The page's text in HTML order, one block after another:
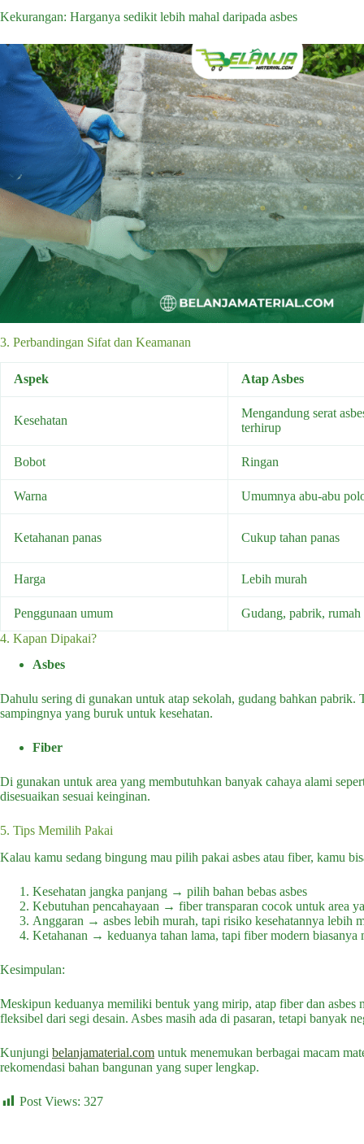
Kekurangan: Harganya sedikit lebih mahal daripada asbes
3. Perbandingan Sifat dan Keamanan
Aspek Atap Asbes
Kesehatan
Mengandung serat
terhirup
Bobot Ringan
Warna Umumnya abu-abu
Ketahanan panas Cukup tahan panas
Harga Lebih murah
Penggunaan umum
Gudang, pabrik, rumah
4. Kapan Dipakai?
Asbes
Dahulu sering di gunakan untuk atap sekolah, gudang bahkan
sampingnya yang buruk untuk kesehatan.
Fiber
Di gunakan untuk area yang membutuhkan banyak cahaya alami
disesuaikan sesuai keinginan.
5. Tips Memilih Pakai
Kalau kamu sedang bingung mau pilih pakai asbes atau fiber, kamu
Kesehatan jangka panjang → pilih bahan bebas asbes
Kebutuhan pencahayaan → fiber transparan cocok untuk area
Anggaran → asbes lebih murah, tapi risiko kesehatannya lebih
Ketahanan → keduanya tahan lama, tapi fiber modern
Kesimpulan:
Meskipun keduanya memiliki bentuk yang mirip, atap fiber dan
fleksibel dari segi desain. Asbes masih ada di pasaran, tetapi banyak
Kunjungi belanjamaterial.com untuk menemukan berbagai macam
rekomendasi bahan bangunan yang super lengkap.
Post Views: 327